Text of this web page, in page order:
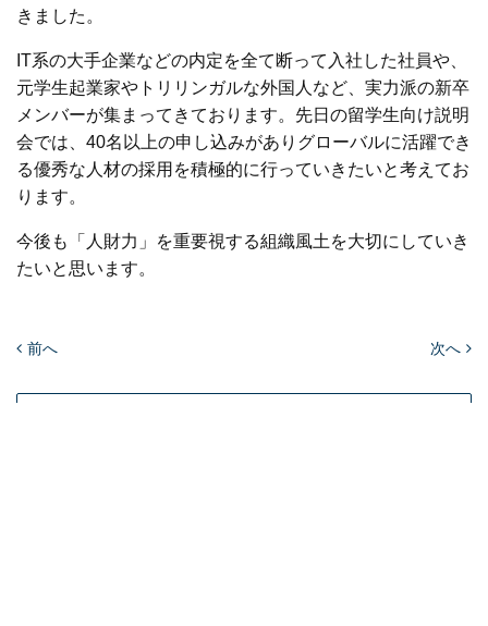
きました。
IT系の大手企業などの内定を全て断って入社した社員や、
元学生起業家やトリリンガルな外国人など、実力派の新卒
メンバーが集まってきております。先日の留学生向け説明
会では、40名以上の申し込みがありグローバルに活躍でき
る優秀な人材の採用を積極的に行っていきたいと考えてお
ります。
今後も「人財力」を重要視する組織風土を大切にしていき
たいと思います。
前へ 次へ